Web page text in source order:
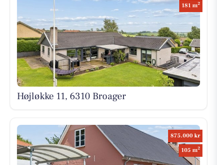
181 m2
Højløkke 11, 6310 Broager
875.000 kr
105 m2